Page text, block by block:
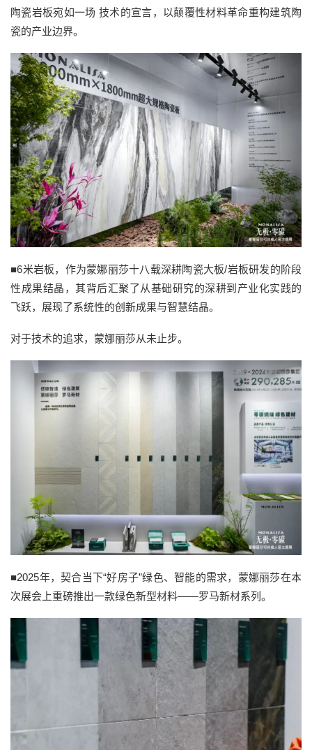
陶瓷岩板宛如一场 技术的宣言，以颠覆性材料革命重构建筑陶
瓷的产业边界。
■6米岩板，作为蒙娜丽莎十八载深耕陶瓷大板/岩板研发的阶段
性成果结晶，其背后汇聚了从基础研究的深耕到产业化实践的
飞跃，展现了系统性的创新成果与智慧结晶。
对于技术的追求，蒙娜丽莎从未止步。
■2025年，契合当下“好房子”绿色、智能的需求，蒙娜丽莎在本
次展会上重磅推出一款绿色新型材料——罗马新材系列。